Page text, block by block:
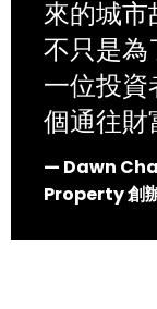
來的城市
不只是為
一位投資
個通往財
— Dawn
Property 創